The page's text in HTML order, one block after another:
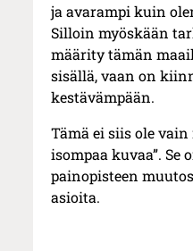
ja avarampi kuin
Silloin myöskään
määrity tämän
sisällä, vaan on
kestävämpään.
Tämä ei siis ole vain
isompaa kuvaa”. Se
painopisteen
asioita.